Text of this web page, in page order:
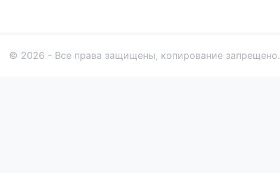
© 2026 - Все права защищены, копирование запрещено.